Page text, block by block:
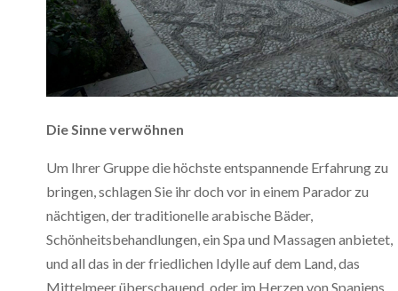
Die Sinne verwöhnen
Um Ihrer Gruppe die höchste entspannende Erfahrung zu
bringen, schlagen Sie ihr doch vor in einem Parador zu
nächtigen, der traditionelle arabische Bäder,
Schönheitsbehandlungen, ein Spa und Massagen anbietet,
und all das in der friedlichen Idylle auf dem Land, das
Mittelmeer überschauend, oder im Herzen von Spaniens